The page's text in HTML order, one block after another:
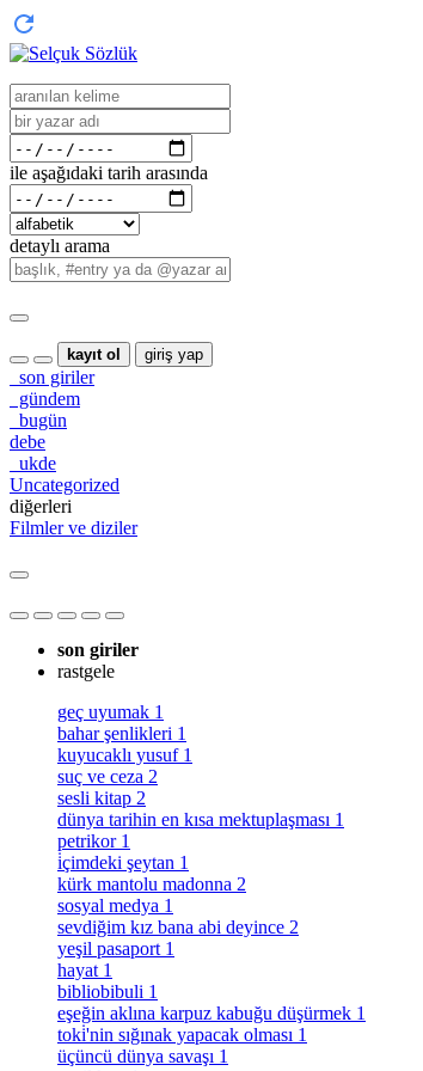
ile aşağıdaki tarih arasında
detaylı arama
kayıt ol giriş yap
son giriler
gündem
bugün
debe
ukde
Uncategorized
diğerleri
Filmler ve diziler
son giriler
rastgele
geç uyumak 1
bahar şenlikleri 1
kuyucaklı yusuf 1
suç ve ceza 2
sesli kitap 2
dünya tarihin en kısa mektuplaşması 1
petrikor 1
i̇çimdeki şeytan 1
kürk mantolu madonna 2
sosyal medya 1
sevdiğim kız bana abi deyince 2
yeşil pasaport 1
hayat 1
bibliobibuli 1
eşeğin aklına karpuz kabuğu düşürmek 1
toki̇'nin sığınak yapacak olması 1
üçüncü dünya savaşı 1